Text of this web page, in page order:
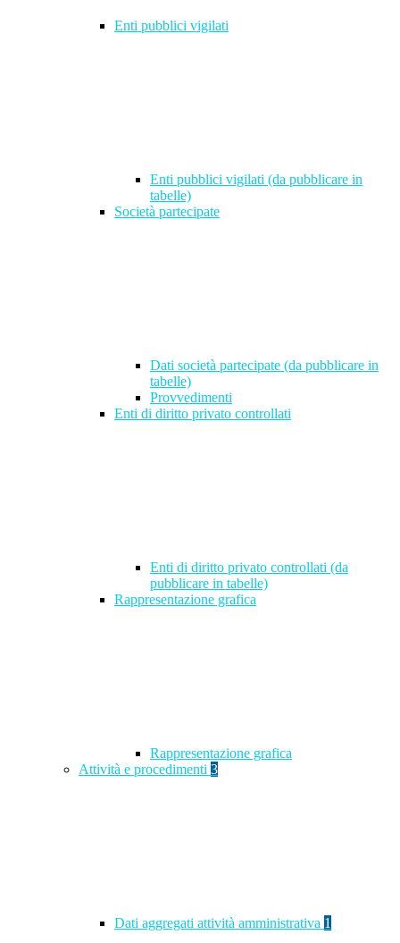
Enti pubblici vigilati
Enti pubblici vigilati (da pubblicare in
tabelle)
Società partecipate
Dati società partecipate (da pubblicare in
tabelle)
Provvedimenti
Enti di diritto privato controllati
Enti di diritto privato controllati (da
pubblicare in tabelle)
Rappresentazione grafica
Rappresentazione grafica
Attività e procedimenti 3
Dati aggregati attività amministrativa 1